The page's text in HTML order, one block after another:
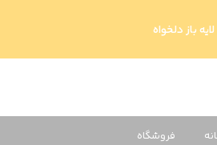
باز دلخواه
فروشگاه